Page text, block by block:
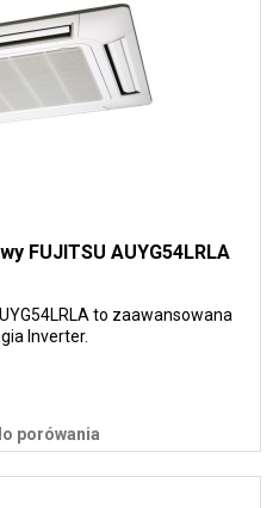
FUJITSU AUYG54LRLA
to zaawansowana
Inverter.
porówania